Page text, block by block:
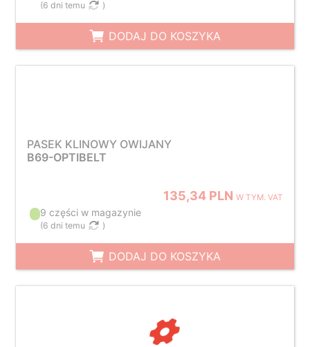
(6 dni temu )
DODAJ DO KOSZYKA
PASEK KLINOWY OWIJANY
B69-OPTIBELT
135,34 PLNW TYM. VAT
9 części w magazynie
(6 dni temu )
DODAJ DO KOSZYKA